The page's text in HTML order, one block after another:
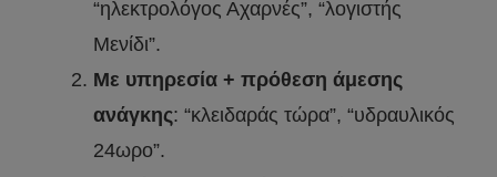
“ηλεκτρολόγος Αχαρνές”, “λογιστής
Μενίδι”.
Με υπηρεσία + πρόθεση άμεσης
ανάγκης: “κλειδαράς τώρα”, “υδραυλικός
24ωρο”.